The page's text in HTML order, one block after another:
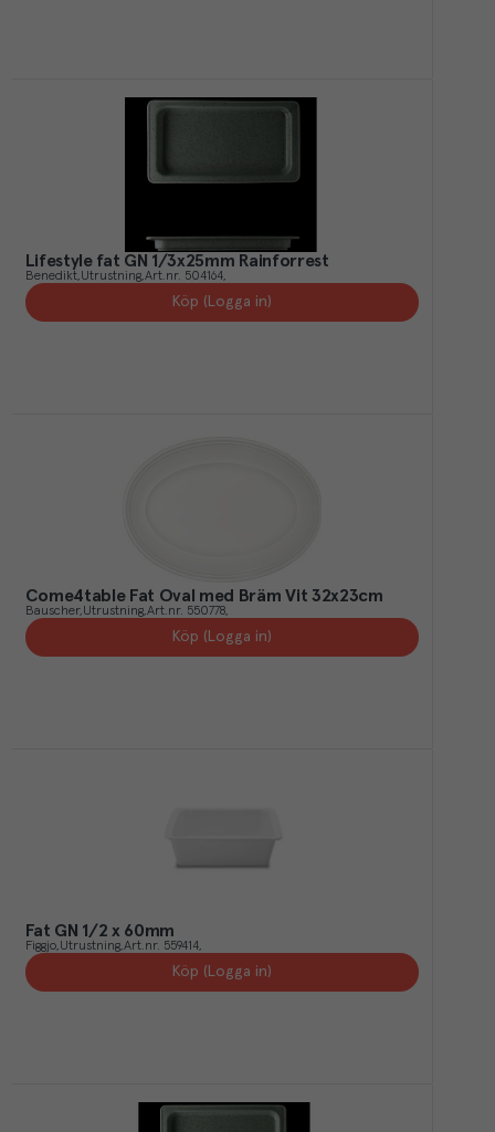
Lifestyle fat GN 1/3x25mm Rainforrest
Benedikt Utrustning Art.nr. 504164
Köp (Logga in)
Come4table Fat Oval med Bräm Vit 32x23cm
Bauscher Utrustning Art.nr. 550778
Köp (Logga in)
Fat GN 1/2 x 60mm
Figgjo Utrustning Art.nr. 559414
Köp (Logga in)